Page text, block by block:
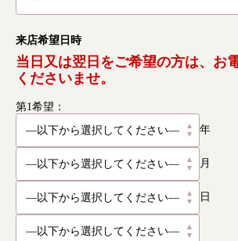
来店希望日時
当日又は翌日をご希望の方は、お
くださいませ。
第1希望：
年
月
日